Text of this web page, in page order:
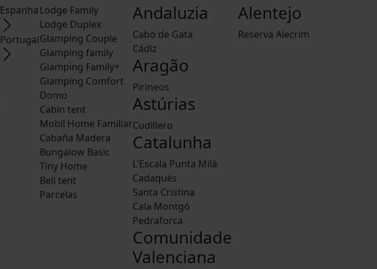
Espanha
Portugal
Lodge Family
Lodge Duplex
Glamping Couple
Glamping family
Glamping Family+
Glamping Comfort
Domo
Cabin tent
Mobil Home Familiar
Cabaña Madera
Bungalow Basic
Tiny Home
Bell tent
Parcelas
Andaluzia
Cabo de Gata
Cádiz
Aragão
Pirineos
Astúrias
Cudillero
Catalunha
L'Escala Punta Milà
Cadaqués
Santa Cristina
Cala Montgó
Pedraforca
Comunidade
Valenciana
Alentejo
Reserva Alecrim